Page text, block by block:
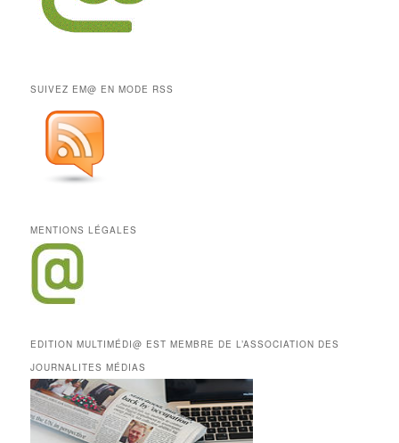
SUIVEZ EM@ EN MODE RSS
MENTIONS LÉGALES
EDITION MULTIMÉDI@ EST MEMBRE DE L’ASSOCIATION DES
JOURNALITES MÉDIAS